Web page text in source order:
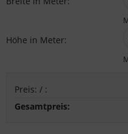
Höhe in Meter:
Preis: / :
Gesamtpreis: